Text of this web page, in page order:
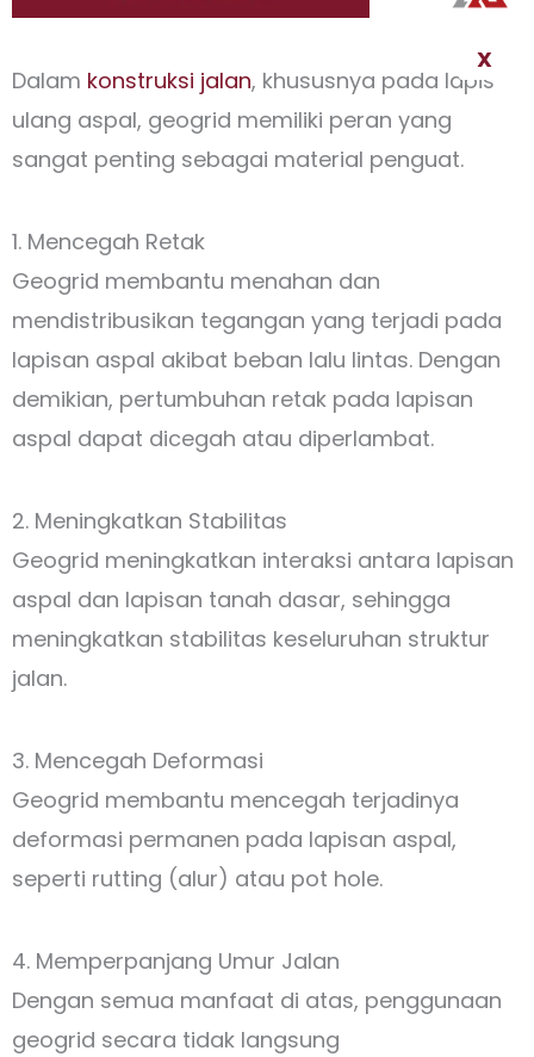
X
Dalam konstruksi jalan, khususnya pada lapis
ulang aspal, geogrid memiliki peran yang
sangat penting sebagai material penguat.
1. Mencegah Retak
Geogrid membantu menahan dan
mendistribusikan tegangan yang terjadi pada
lapisan aspal akibat beban lalu lintas. Dengan
demikian, pertumbuhan retak pada lapisan
aspal dapat dicegah atau diperlambat.
2. Meningkatkan Stabilitas
Geogrid meningkatkan interaksi antara lapisan
aspal dan lapisan tanah dasar, sehingga
meningkatkan stabilitas keseluruhan struktur
jalan.
3. Mencegah Deformasi
Geogrid membantu mencegah terjadinya
deformasi permanen pada lapisan aspal,
seperti rutting (alur) atau pot hole.
4. Memperpanjang Umur Jalan
Dengan semua manfaat di atas, penggunaan
geogrid secara tidak langsung